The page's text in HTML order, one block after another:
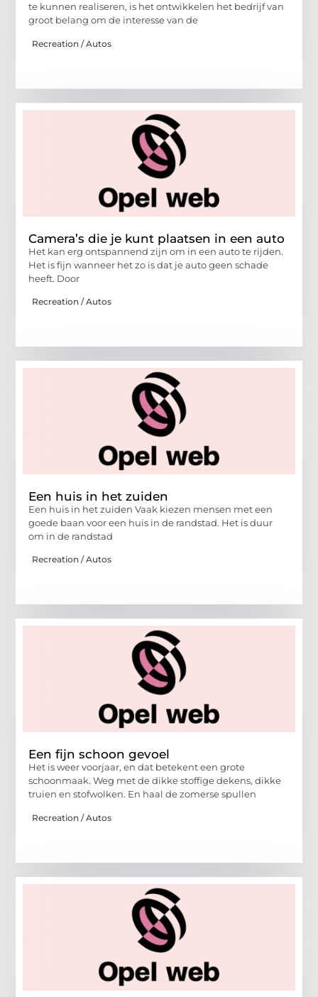
te kunnen realiseren, is het ontwikkelen het bedrijf van
groot belang om de interesse van de
Recreation / Autos
Camera’s die je kunt plaatsen in een auto
Het kan erg ontspannend zijn om in een auto te rijden.
Het is fijn wanneer het zo is dat je auto geen schade
heeft. Door
Recreation / Autos
Een huis in het zuiden
Een huis in het zuiden Vaak kiezen mensen met een
goede baan voor een huis in de randstad. Het is duur
om in de randstad
Recreation / Autos
Een fijn schoon gevoel
Het is weer voorjaar, en dat betekent een grote
schoonmaak. Weg met de dikke stoffige dekens, dikke
truien en stofwolken. En haal de zomerse spullen
Recreation / Autos